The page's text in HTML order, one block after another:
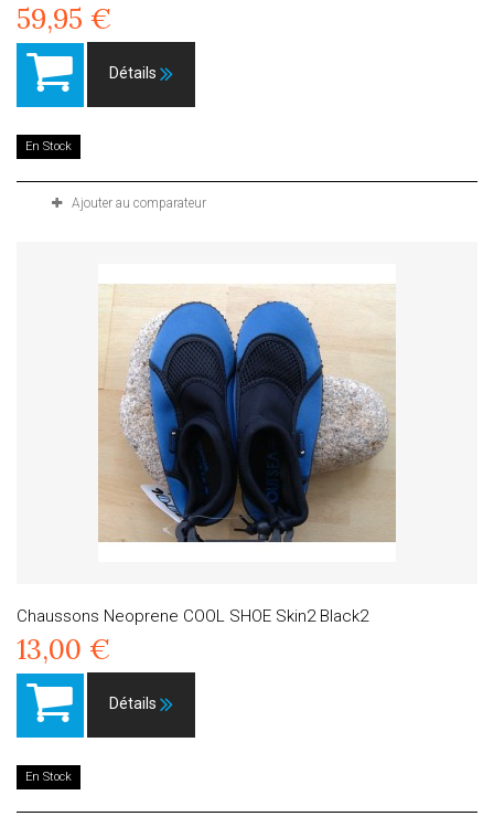
59,95 €
Détails
En Stock
Ajouter au comparateur
Chaussons Neoprene COOL SHOE Skin2 Black2
13,00 €
Détails
En Stock